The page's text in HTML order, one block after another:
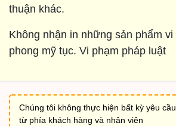
thuận khác.
Không nhận in những sản phẩm vi
phong mỹ tục. Vi phạm pháp luật
Chúng tôi không thực hiện bất kỳ yêu
từ phía khách hàng và nhân viên